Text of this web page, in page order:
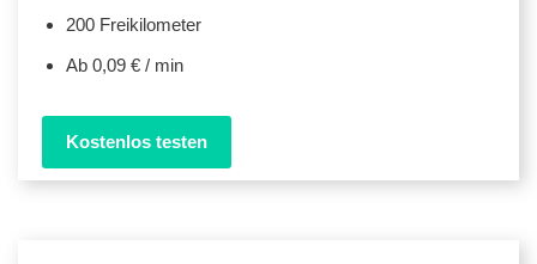
200 Freikilometer
Ab 0,09 € / min
Kostenlos testen